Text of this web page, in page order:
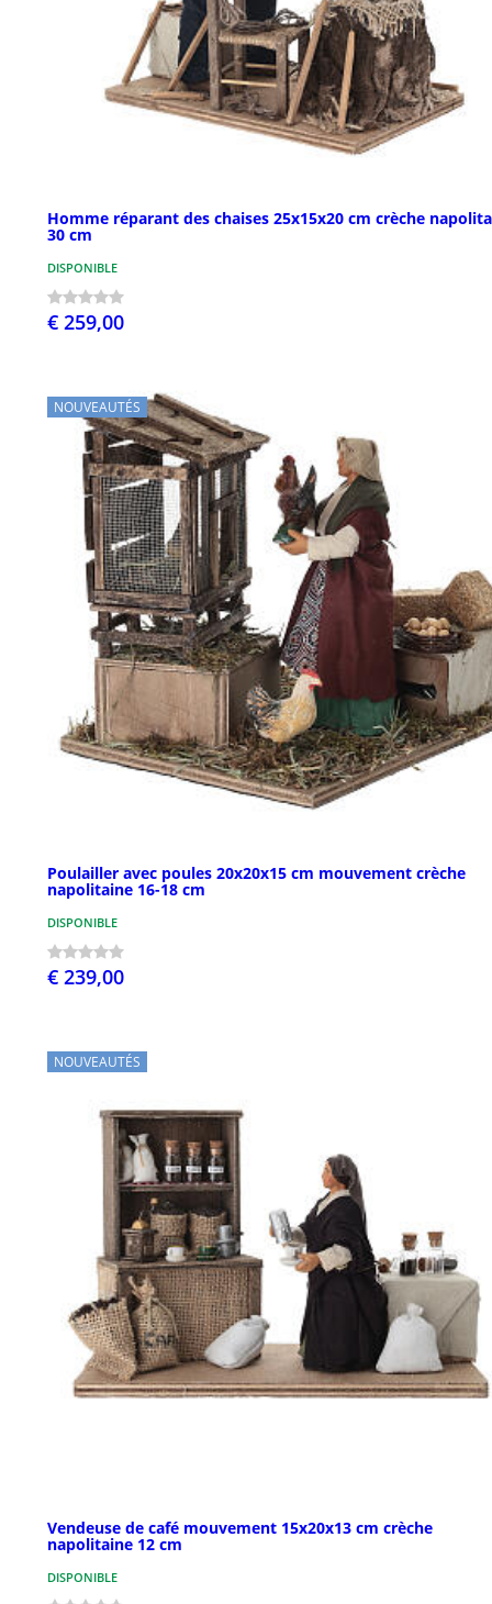
Homme réparant des chaises 25x15x20 cm crèche
30 cm
DISPONIBLE
€ 259,00
NOUVEAUTÉS
Poulailler avec poules 20x20x15 cm mouvement crèche
napolitaine 16-18 cm
DISPONIBLE
€ 239,00
NOUVEAUTÉS
Vendeuse de café mouvement 15x20x13 cm crèche
napolitaine 12 cm
DISPONIBLE